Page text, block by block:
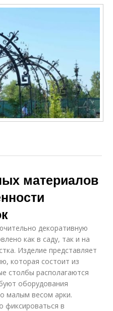
материалов
декоративную
как в саду, так и на
Изделие представляет
которая состоит из
столбы располагаются
оборудования
малым весом арки.
фиксироваться в